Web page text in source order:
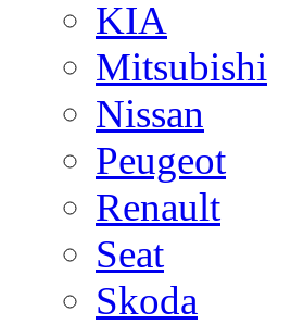
KIA
Mitsubishi
Nissan
Peugeot
Renault
Seat
Skoda